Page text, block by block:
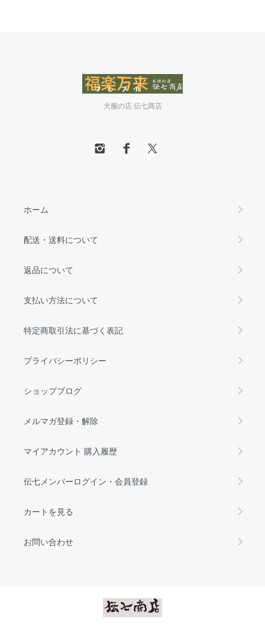
犬服の店 伝七商店
ホーム
配送・送料について
返品について
支払い方法について
特定商取引法に基づく表記
プライバシーポリシー
ショップブログ
メルマガ登録・解除
マイアカウント 購入履歴
伝七メンバーログイン・会員登録
カートを見る
お問い合わせ